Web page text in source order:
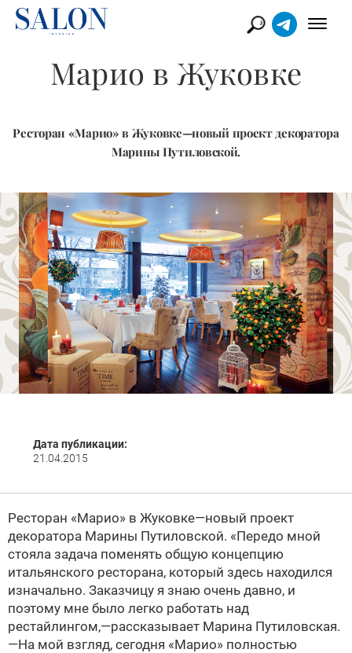
Марио в Жуковке
Ресторан «Марио» в Жуковке—новый проект декоратора
Марины Путиловской.
Дата публикации:
21.04.2015
Ресторан «Марио» в Жуковке—новый проект
декоратора Марины Путиловской. «Передо мной
стояла задача поменять общую концепцию
итальянского ресторана, который здесь находился
изначально. Заказчицу я знаю очень давно, и
поэтому мне было легко работать над
рестайлингом,—рассказывает Марина Путиловская.
—На мой взгляд, сегодня «Марио» полностью